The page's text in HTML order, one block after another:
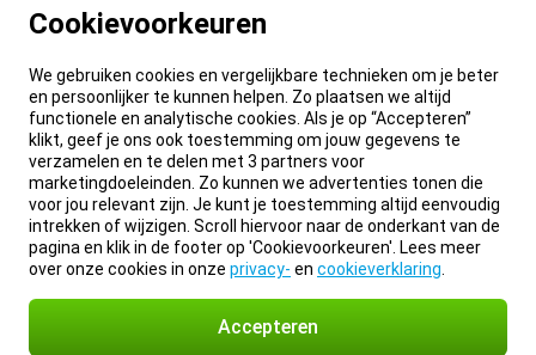
Cookievoorkeuren
We gebruiken cookies en vergelijkbare technieken om je beter
en persoonlijker te kunnen helpen. Zo plaatsen we altijd
functionele en analytische cookies. Als je op “Accepteren”
klikt, geef je ons ook toestemming om jouw gegevens te
verzamelen en te delen met 3 partners voor
marketingdoeleinden. Zo kunnen we advertenties tonen die
voor jou relevant zijn. Je kunt je toestemming altijd eenvoudig
intrekken of wijzigen. Scroll hiervoor naar de onderkant van de
pagina en klik in de footer op 'Cookievoorkeuren'. Lees meer
over onze cookies in onze privacy- en cookieverklaring
Accepteren